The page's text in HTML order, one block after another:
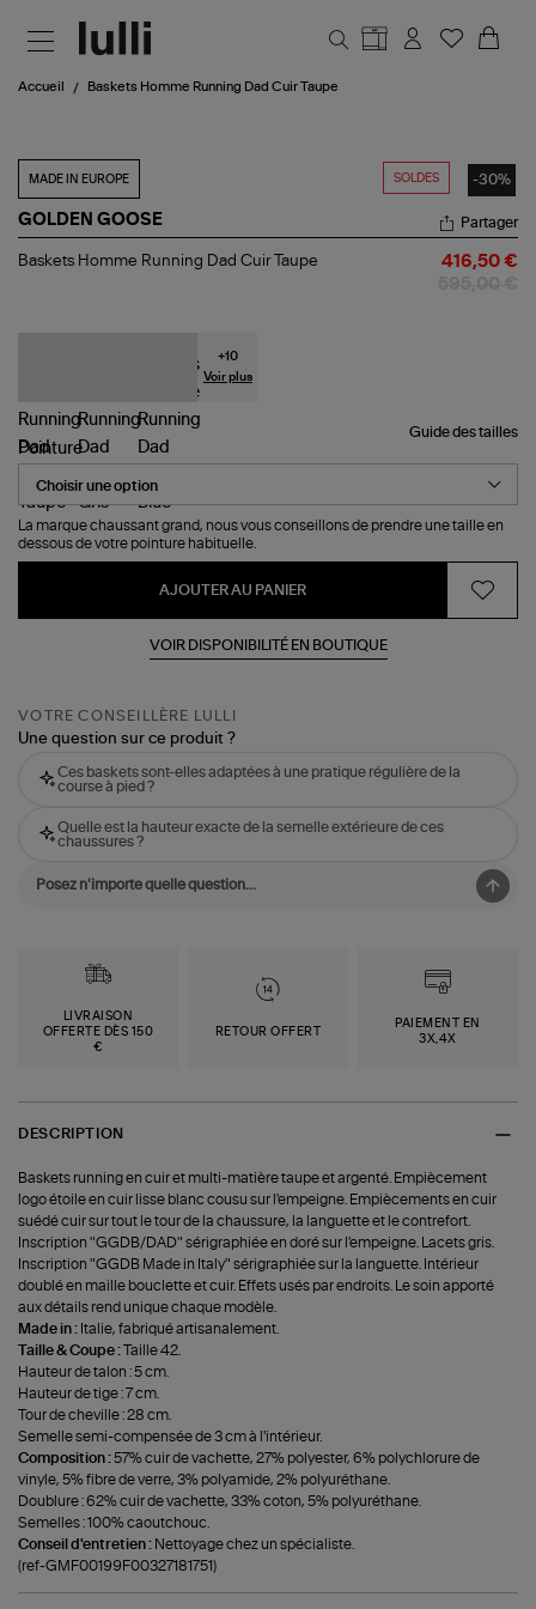
Accueil Baskets Homme Running Dad Cuir Taupe
SOLDES -30%
MADE IN EUROPE
GOLDEN GOOSE
Baskets
Partager
Baskets Homme Running Dad Cuir Taupe 416,50 €
+10
Voir plus
Guide des tailles
Pointure
La marque chaussant grand, nous vous conseillons de prendre une taille en
dessous de votre pointure habituelle.
AJOUTER AU PANIER
VOIR DISPONIBILITÉ EN BOUTIQUE
VOTRE CONSEILLÈRE LULLI
Une question sur ce produit ?
Ces baskets sont-elles adaptées à une pratique régulière de la
course à pied ?
Quelle est la hauteur exacte de la semelle extérieure de ces
chaussures ?
LIVRAISON
OFFERTE DÈS 150
€
RETOUR OFFERT
PAIEMENT EN
3X,4X
DESCRIPTION
Baskets running en cuir et multi-matière taupe et argenté. Empiècement
logo étoile en cuir lisse blanc cousu sur l'empeigne. Empiècements en cuir
suédé cuir sur tout le tour de la chaussure, la languette et le contrefort.
Inscription "GGDB/DAD" sérigraphiée en doré sur l'empeigne. Lacets gris.
Inscription "GGDB Made in Italy" sérigraphiée sur la languette. Intérieur
doublé en maille bouclette et cuir. Effets usés par endroits. Le soin apporté
aux détails rend unique chaque modèle.
Made in : Italie, fabriqué artisanalement.
Taille & Coupe :
Taille 42.
Hauteur de talon : 5 cm.
Hauteur de tige : 7 cm.
Tour de cheville : 28 cm.
Semelle semi-compensée de 3 cm à l'intérieur.
Composition :57% cuir de vachette, 27% polyester, 6% polychlorure de
vinyle, 5% fibre de verre, 3% polyamide, 2% polyuréthane.
Doublure : 62% cuir de vachette, 33% coton, 5% polyuréthane.
Semelles : 100% caoutchouc.
Conseil d'entretien : Nettoyage chez un spécialiste.
(ref-GMF00199F00327181751)